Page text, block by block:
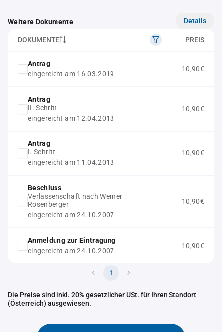
Weitere Dokumente Details
DOKUMENTE PREIS
Antrag
eingereicht am 16.03.2019
10,90€
Antrag
II. Schritt
eingereicht am 12.04.2018
10,90€
Antrag
I. Schritt
eingereicht am 11.04.2018
10,90€
Beschluss
Verlassenschaft nach Werner
Rosenberger
eingereicht am 24.10.2007
10,90€
Anmeldung zur Eintragung
eingereicht am 24.10.2007
10,90€
1
Die Preise sind inkl. 20% gesetzlicher USt. für Ihren Standort
(Österreich) ausgewiesen.